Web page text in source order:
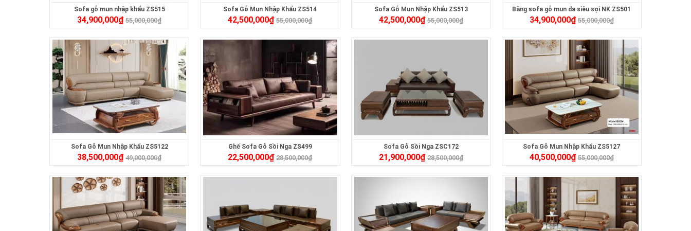
Sofa gỗ mun nhập khẩu ZS515
34,900,000₫ 55,000,000₫
Sofa Gỗ Mun Nhập Khẩu ZS514
42,500,000₫ 55,000,000₫
Sofa Gỗ Mun Nhập Khẩu ZS513
42,500,000₫ 55,000,000₫
Băng sofa gỗ mun da siêu sợi NK ZS501
34,900,000₫ 55,000,000₫
Sofa Gỗ Mun Nhập Khẩu ZS5122
38,500,000₫ 49,000,000₫
Ghế Sofa Gỗ Sồi Nga ZS499
22,500,000₫ 28,500,000₫
Sofa Gỗ Sồi Nga ZSC172
21,900,000₫ 28,500,000₫
Sofa Gỗ Mun Nhập Khẩu ZS5127
40,500,000₫ 55,000,000₫